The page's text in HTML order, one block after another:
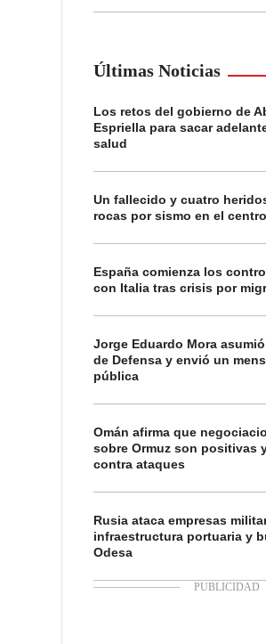
Últimas Noticias
Los retos del gobierno de
Espriella para sacar
salud
Un fallecido y cuatro
rocas por sismo en el
España comienza los
con Italia tras crisis por
Jorge Eduardo Mora
de Defensa y envió un
pública
Omán afirma que
sobre Ormuz son positivas
contra ataques
Rusia ataca empresas
infraestructura portuaria y
Odesa